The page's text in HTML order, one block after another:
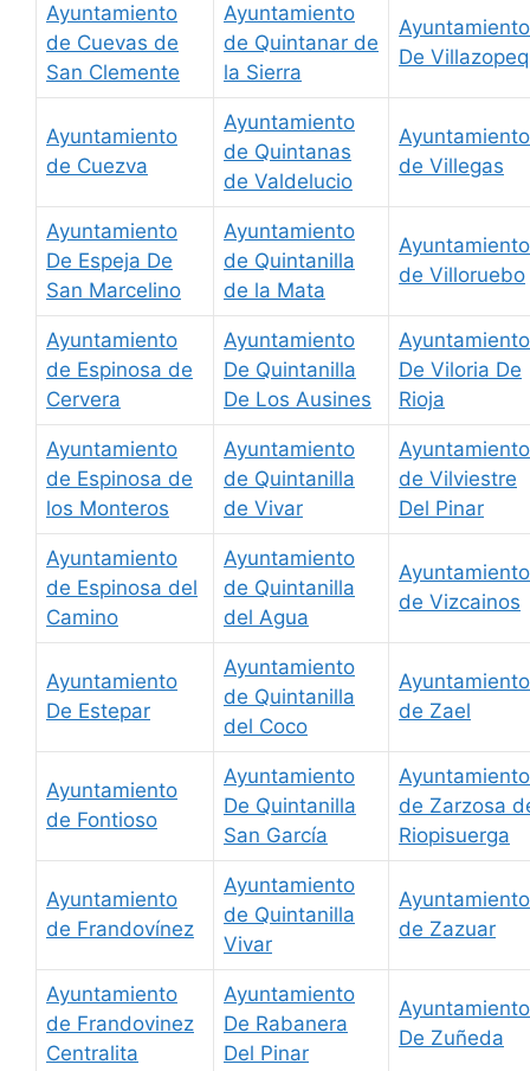
Ayuntamiento
de Cuevas de
San Clemente
Ayuntamiento
de Quintanar de
la Sierra
Ayuntamiento
De
Ayuntamiento
de Cuezva
Ayuntamiento
de Quintanas
de Valdelucio
Ayuntamiento
de Villegas
Ayuntamiento
De Espeja De
San Marcelino
Ayuntamiento
de Quintanilla
de la Mata
Ayuntamiento
de Villoruebo
Ayuntamiento
de Espinosa de
Cervera
Ayuntamiento
De Quintanilla
De Los Ausines
Ayuntamiento
De Viloria De
Rioja
Ayuntamiento
de Espinosa de
los Monteros
Ayuntamiento
de Quintanilla
de Vivar
Ayuntamiento
de Vilviestre
Del Pinar
Ayuntamiento
de Espinosa del
Camino
Ayuntamiento
de Quintanilla
del Agua
Ayuntamiento
de Vizcainos
Ayuntamiento
De Estepar
Ayuntamiento
de Quintanilla
del Coco
Ayuntamiento
de Zael
Ayuntamiento
de Fontioso
Ayuntamiento
De Quintanilla
San García
Ayuntamiento
de Zarzosa
Riopisuerga
Ayuntamiento
de Frandovínez
Ayuntamiento
de Quintanilla
Vivar
Ayuntamiento
de Zazuar
Ayuntamiento
de Frandovinez
Centralita
Ayuntamiento
De Rabanera
Del Pinar
Ayuntamiento
De Zuñeda